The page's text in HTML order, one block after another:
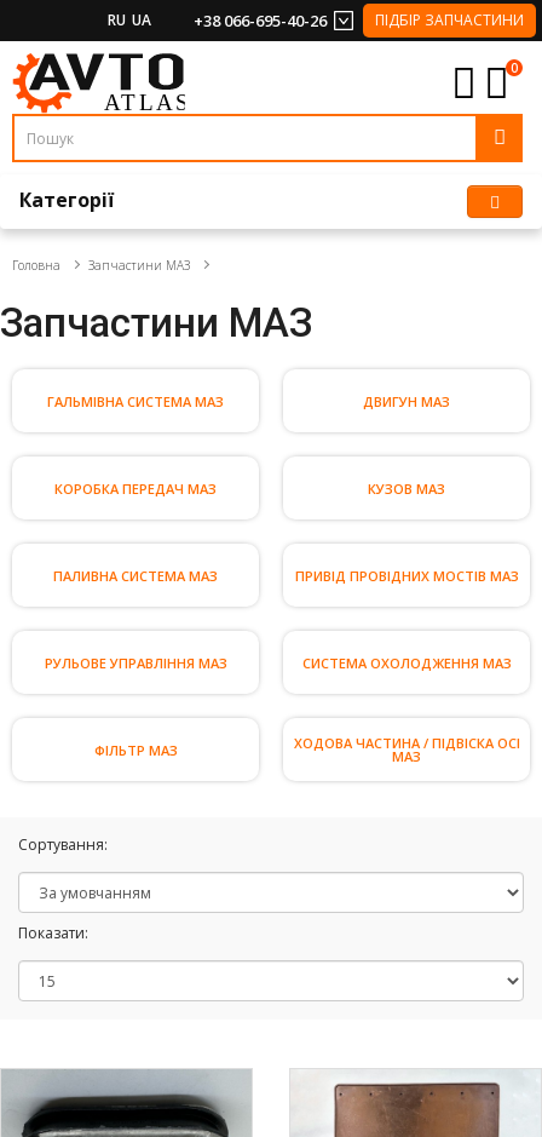
RU UA +38 066-695-40-26 ПІДБІР ЗАПЧАСТИНИ
0
Категорії
Головна Запчастини МАЗ
Запчастини МАЗ
ГАЛЬМІВНА СИСТЕМА МАЗ ДВИГУН МАЗ
КОРОБКА ПЕРЕДАЧ МАЗ КУЗОВ МАЗ
ПАЛИВНА СИСТЕМА МАЗ ПРИВІД ПРОВІДНИХ МОСТІВ МАЗ
РУЛЬОВЕ УПРАВЛІННЯ МАЗ СИСТЕМА ОХОЛОДЖЕННЯ МАЗ
ФІЛЬТР МАЗ ХОДОВА ЧАСТИНА / ПІДВІСКА ОСІ
МАЗ
Сортування:
Показати: